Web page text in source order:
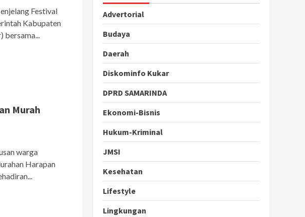
Festival
Kabupaten
bersama...
Murah
warga
Harapan
Advertorial
Budaya
Daerah
Diskominfo Kukar
DPRD SAMARINDA
Ekonomi-Bisnis
Hukum-Kriminal
JMSI
Kesehatan
Lifestyle
Lingkungan